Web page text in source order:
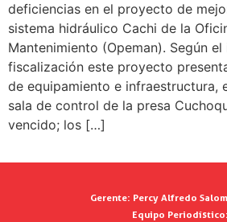
deficiencias en el proyecto de
sistema hidráulico Cachi de la
Mantenimiento (Opeman). Según
fiscalización este proyecto
de equipamiento e infraestructura,
sala de control de la presa
vencido; los […]
Gerente: Percy Alfredo
Equipo Periodístico: